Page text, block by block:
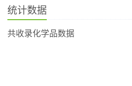
统计数据
共收录化学品数据